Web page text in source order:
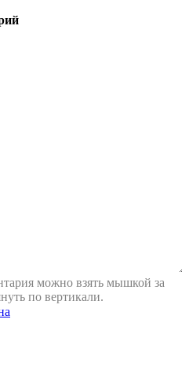
можно взять мышкой за
по вертикали.